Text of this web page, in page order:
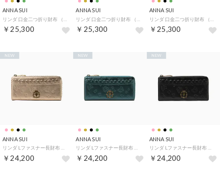
ANNA SUI
￥25,300
ANNA SUI
￥25,300
ANNA SUI
￥25,300
ANNA SUI
￥24,200
NEW
ANNA SUI
￥24,200
NEW
ANNA SUI
￥24,200
NEW